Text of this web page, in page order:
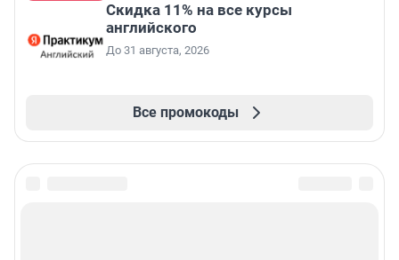
Скидка 11% на все курсы
английского
До 31 августа, 2026
Все промокоды